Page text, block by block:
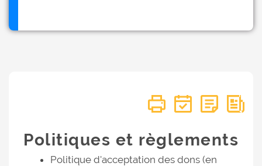
Politiques et règlements
Politique d'acceptation des dons (en